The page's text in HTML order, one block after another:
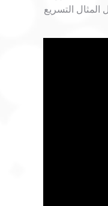
من الإجراءات على سبيل المثال التسريع